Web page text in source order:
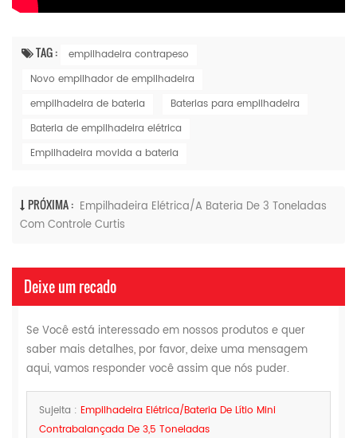
TAG :
empilhadeira contrapeso
Novo empilhador de empilhadeira
empilhadeira de bateria
Baterias para empilhadeira
Bateria de empilhadeira elétrica
Empilhadeira movida a bateria
PRÓXIMA : Empilhadeira Elétrica/a Bateria De 3 Toneladas
Com Controle Curtis
Deixe um recado
Se Você está interessado em nossos produtos e quer
saber mais detalhes, por favor, deixe uma mensagem
aqui, vamos responder você assim que nós puder.
Sujeita : Empilhadeira Elétrica/bateria De Lítio Mini
Contrabalançada De 3,5 Toneladas